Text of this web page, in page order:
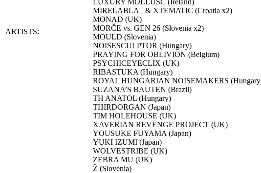
ARTISTS:
MIRELABLA_ & XTEMATIC (Croatia x2)
MONAD (UK)
MORČE vs. GEN 26 (Slovenia x2)
MOULD (Slovenia)
NOISESCULPTOR ‎(Hungary)
PRAYING FOR OBLIVION (Belgium)
PSYCHICEYECLIX (UK)
RIBASTUKA (Hungary)
ROYAL HUNGARIAN NOISEMAKERS
SUZANA’S BAUTEN (Brazil)
TH ANATOL (Hungary)
THIRDORGAN (Japan)
TIM HOLEHOUSE (UK)
XAVERIAN REVENGE PROJECT (UK)
YOUSUKE FUYAMA (Japan)
YUKI IZUMI (Japan)
WOLVESTRIBE (UK)
ZEBRA MU (UK)
Ž (Slovenia)